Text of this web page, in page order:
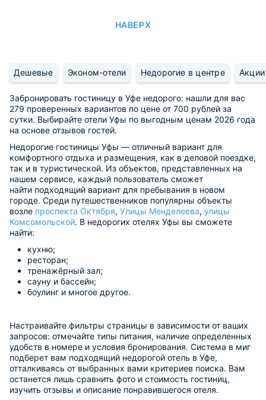
НАВЕРХ
Дешевые Эконом-отели Недорогие в центре Акции
Забронировать гостиницу в Уфе недорого: нашли для вас
279 проверенных вариантов по цене от 700 рублей за
сутки. Выбирайте отели Уфы по выгодным ценам 2026 года
на основе отзывов гостей.
Недорогие гостиницы Уфы — отличный вариант для
комфортного отдыха и размещения, как в деловой поездке,
так и в туристической. Из объектов, представленных на
нашем сервисе, каждый пользователь сможет
найти подходящий вариант для пребывания в новом
городе. Среди путешественников популярны объекты
возле проспекта Октября, Улицы Менделеева, улицы
Комсомольской. В недорогих отелях Уфы вы сможете
найти:
кухню;
ресторан;
тренажёрный зал;
сауну и бассейн;
боулинг и многое другое.
Настраивайте фильтры страницы в зависимости от ваших
запросов: отмечайте типы питания, наличие определенных
удобств в номере и условия бронирования. Система в миг
подберет вам подходящий недорогой отель в Уфе,
отталкиваясь от выбранных вами критериев поиска. Вам
останется лишь сравнить фото и стоимость гостиниц,
изучить отзывы и описание понравившегося отеля.